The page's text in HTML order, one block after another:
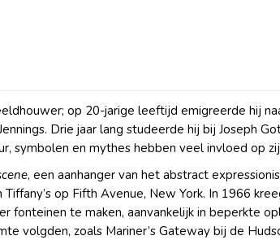
op 20-jarige leeftijd emigreerde hij
Drie jaar lang studeerde hij bij Joseph
symbolen en mythes hebben veel invloed op
, een aanhanger van het abstract
op Fifth Avenue, New York. In 1966
fonteinen te maken, aanvankelijk in beperkte
volgden, zoals Mariner’s Gateway bij de